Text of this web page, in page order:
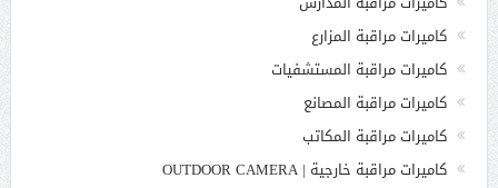
كاميرات مراقبة المزارع
كاميرات مراقبة المستشفيات
كاميرات مراقبة المصانع
كاميرات مراقبة المكاتب
كاميرات مراقبة خارجية | OUTDOOR CAMERA